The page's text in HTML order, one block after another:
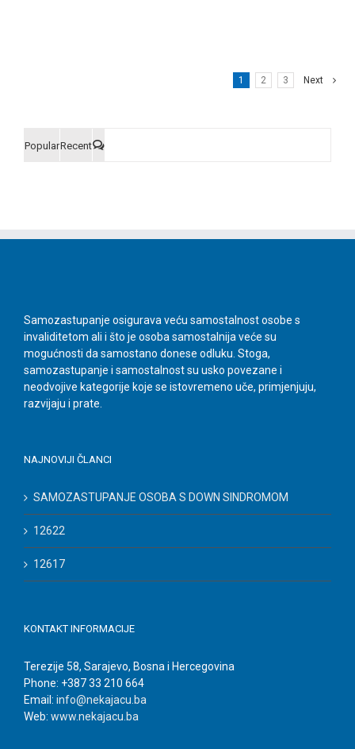
1 2 3 Next
PopularRecent
Samozastupanje osigurava veću samostalnost osobe s
invaliditetom ali i što je osoba samostalnija veće su
mogućnosti da samostano donese odluku. Stoga,
samozastupanje i samostalnost su usko povezane i
neodvojive kategorije koje se istovremeno uče, primjenjuju,
razvijaju i prate.
NAJNOVIJI ČLANCI
SAMOZASTUPANJE OSOBA S DOWN SINDROMOM
12622
12617
KONTAKT INFORMACIJE
Terezije 58, Sarajevo, Bosna i Hercegovina
Phone: +387 33 210 664
Email: info@nekajacu.ba
Web: www.nekajacu.ba